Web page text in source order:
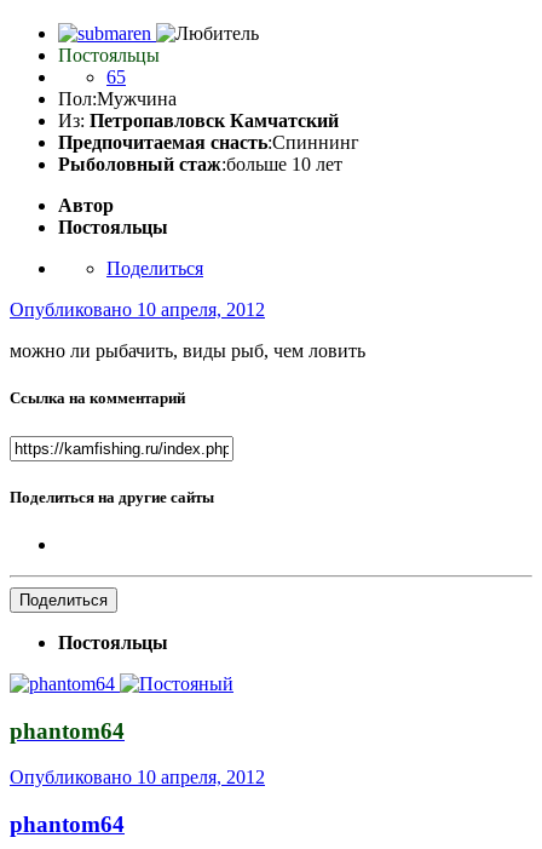
Постояльцы
65
Пол:Мужчина
Из: Петропавловск Камчатский
Предпочитаемая снасть:Спиннинг
Рыболовный стаж:больше 10 лет
Автор
Постояльцы
Поделиться
Опубликовано 10 апреля, 2012
можно ли рыбачить, виды рыб, чем ловить
Ссылка на комментарий
Поделиться на другие сайты
Поделиться
Постояльцы
phantom64
Опубликовано 10 апреля, 2012
phantom64